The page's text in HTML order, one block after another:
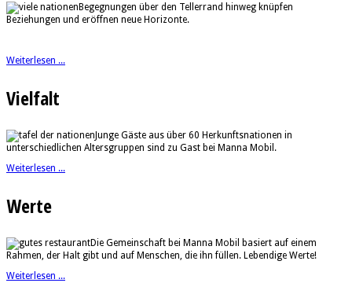
Begegnungen über den Tellerrand hinweg knüpfen
Beziehungen und eröffnen neue Horizonte.
Weiterlesen ...
Vielfalt
Junge Gäste aus über 60 Herkunftsnationen in
unterschiedlichen Altersgruppen sind zu Gast bei Manna Mobil.
Weiterlesen ...
Werte
Die Gemeinschaft bei Manna Mobil basiert auf einem
Rahmen, der Halt gibt und auf Menschen, die ihn füllen. Lebendige Werte!
Weiterlesen ...